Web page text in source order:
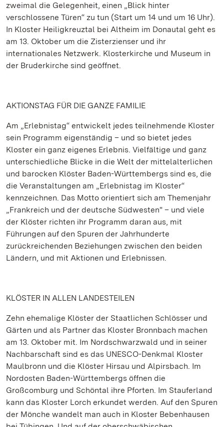
zweimal die Gelegenheit, einen „Blick hinter
verschlossene Türen“ zu tun (Start um 14 und um 16 Uhr).
In Kloster Heiligkreuztal bei Altheim im Donautal geht es
am 13. Oktober um die Zisterzienser und ihr
internationales Netzwerk. Klosterkirche und Museum in
der Bruderkirche sind geöffnet.
AKTIONSTAG FÜR DIE GANZE FAMILIE
Am „Erlebnistag“ entwickelt jedes teilnehmende Kloster
sein Programm eigenständig – und so bietet jedes
Kloster ein ganz eigenes Erlebnis. Vielfältige und ganz
unterschiedliche Blicke in die Welt der mittelalterlichen
und barocken Klöster Baden-Württembergs sind es, die
die Veranstaltungen am „Erlebnistag im Kloster“
kennzeichnen. Das Motto orientiert sich am Themenjahr
„Frankreich und der deutsche Südwesten" – und viele
der Klöster richten ihr Programm daran aus, mit
Führungen auf den Spuren der Jahrhunderte
zurückreichenden Beziehungen zwischen den beiden
Ländern, und mit Aktionen und Erlebnissen.
KLÖSTER IN ALLEN LANDESTEILEN
Zehn ehemalige Klöster der Staatlichen Schlösser und
Gärten und als Partner das Kloster Bronnbach machen
am 13. Oktober mit. Im Nordschwarzwald und in seiner
Nachbarschaft sind es das UNESCO-Denkmal Kloster
Maulbronn und die Klöster Hirsau und Alpirsbach. Im
Nordosten Baden-Württembergs öffnen die
Großcomburg und Schöntal ihre Pforten. Im Stauferland
kann das Kloster Lorch erkundet werden. Auf den Spuren
der Mönche wandelt man auch in Kloster Bebenhausen